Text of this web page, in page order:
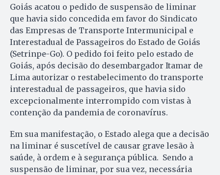
Goiás acatou o pedido de suspensão de liminar
que havia sido concedida em favor do Sindicato
das Empresas de Transporte Intermunicipal e
Interestadual de Passageiros do Estado de Goiás
(Setrinpe-Go). O pedido foi feito pelo estado de
Goiás, após decisão do desembargador Itamar de
Lima autorizar o restabelecimento do transporte
interestadual de passageiros, que havia sido
excepcionalmente interrompido com vistas à
contenção da pandemia de coronavírus.
Em sua manifestação, o Estado alega que a decisão
na liminar é suscetível de causar grave lesão à
saúde, à ordem e à segurança pública. Sendo a
suspensão de liminar, por sua vez, necessária